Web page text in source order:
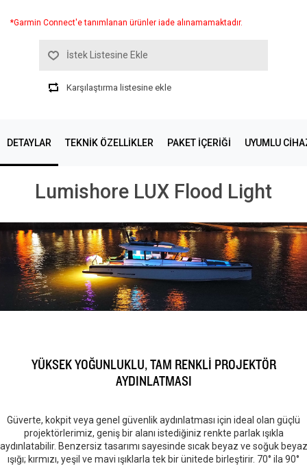
*Garmin Connect'e tanımlanan ürünler iade alınamamaktadır.
İstek Listesine Ekle
Karşılaştırma listesine ekle
DETAYLAR TEKNIK ÖZELLIKLER PAKET İÇERİĞİ UYUMLU
Lumishore LUX Flood Light
YÜKSEK YOĞUNLUKLU, TAM RENKLİ PROJEKTÖR
AYDINLATMASI
Güverte, kokpit veya genel güvenlik aydınlatması için ideal olan güçlü
projektörlerimiz, geniş bir alanı istediğiniz renkte parlak ışıkla
aydınlatabilir. Benzersiz tasarımı sayesinde sıcak beyaz ve soğuk beyaz
ışığı; kırmızı, yeşil ve mavi ışıklarla tek bir ünitede birleştirir. 70° ila 90°